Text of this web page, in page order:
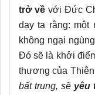
trở về với Đức
dạy ta rằng: một
không ngại
Đó sẽ là khởi
thương của
bất trung, sẽ yêu